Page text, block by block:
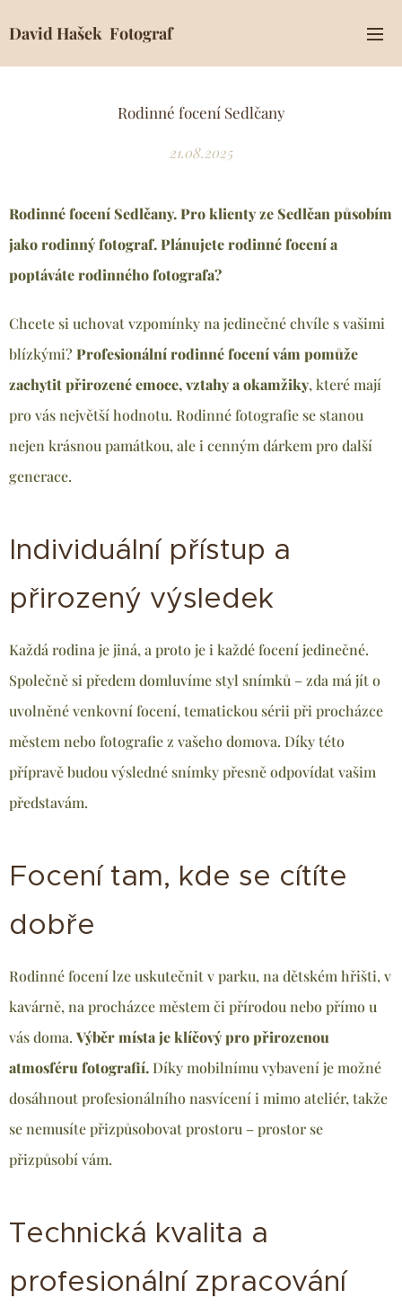
David Hašek Fotograf
Rodinné focení Sedlčany
21.08.2025
Rodinné focení Sedlčany. Pro klienty ze Sedlčan působím
jako rodinný fotograf. Plánujete rodinné focení a
poptáváte rodinného fotografa?
Chcete si uchovat vzpomínky na jedinečné chvíle s vašimi
blízkými? Profesionální rodinné focení vám pomůže
zachytit přirozené emoce, vztahy a okamžiky, které mají
pro vás největší hodnotu. Rodinné fotografie se stanou
nejen krásnou památkou, ale i cenným dárkem pro další
generace.
Individuální přístup a
přirozený výsledek
Každá rodina je jiná, a proto je i každé focení jedinečné.
Společně si předem domluvíme styl snímků – zda má jít o
uvolněné venkovní focení, tematickou sérii při procházce
městem nebo fotografie z vašeho domova. Díky této
přípravě budou výsledné snímky přesně odpovídat vašim
představám.
Focení tam, kde se cítíte
dobře
Rodinné focení lze uskutečnit v parku, na dětském hřišti, v
kavárně, na procházce městem či přírodou nebo přímo u
vás doma. Výběr místa je klíčový pro přirozenou
atmosféru fotografií.Díky mobilnímu vybavení je možné
dosáhnout profesionálního nasvícení i mimo ateliér, takže
se nemusíte přizpůsobovat prostoru – prostor se
přizpůsobí vám.
Technická kvalita a
profesionální zpracování